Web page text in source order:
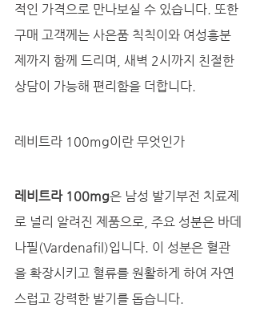
적인 가격으로 만나보실 수 있습니다. 또한
구매 고객께는 사은품 칙칙이와 여성흥분
제까지 함께 드리며, 새벽 2시까지 친절한
상담이 가능해 편리함을 더합니다.
레비트라 100mg이란 무엇인가
레비트라 100mg은 남성 발기부전 치료제
로 널리 알려진 제품으로, 주요 성분은 바데
나필(Vardenafil)입니다. 이 성분은 혈관
을 확장시키고 혈류를 원활하게 하여 자연
스럽고 강력한 발기를 돕습니다.